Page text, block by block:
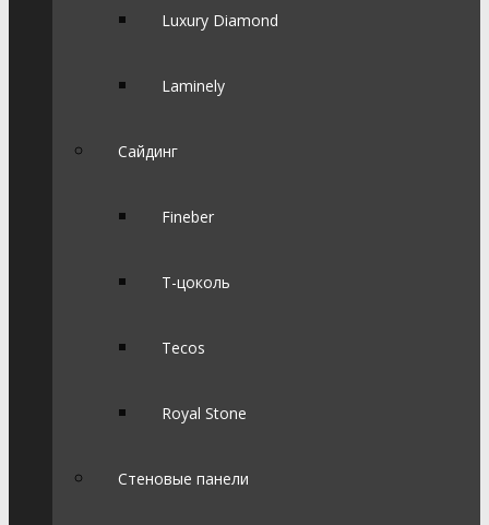
Luxury Diamond
Laminely
Сайдинг
Fineber
Т-цоколь
Tecos
Royal Stone
Стеновые панели